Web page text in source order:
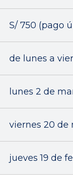
S/ 750 (pago
de lunes a
lunes 2 de
viernes 20 de
jueves 19 de